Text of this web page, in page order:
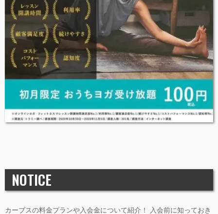
NOTICE
カーブスの料金プランや入会金について紹介！ 入会前に知っておき